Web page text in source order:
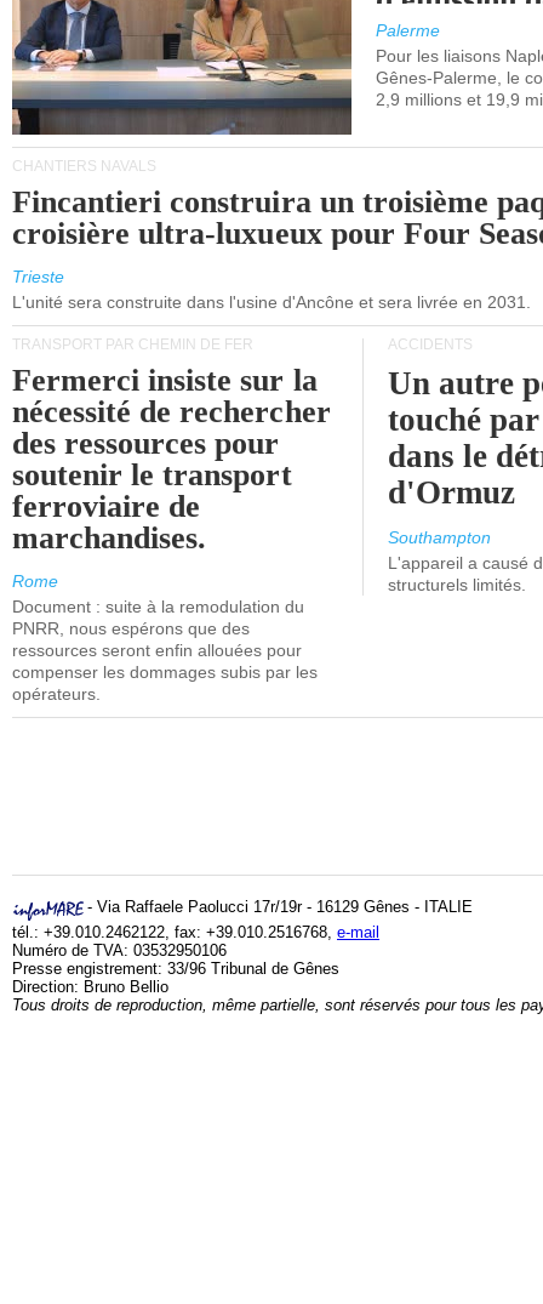
(SEQE-UE)
maritimes
occidentale.
Palerme
Pour les liaisons
Gênes-Palerme, le
2,9 millions et 19,9
CHANTIERS NAVALS
Fincantieri construira un troisième
croisière ultra-luxueux pour Four
Trieste
L'unité sera construite dans l'usine d'Ancône et sera livrée en 2031.
TRANSPORT PAR CHEMIN DE FER
Fermerci insiste sur la
nécessité de rechercher
des ressources pour
soutenir le transport
ferroviaire de
marchandises.
Rome
Document : suite à la remodulation du
PNRR, nous espérons que des
ressources seront enfin allouées pour
compenser les dommages subis par les
opérateurs.
ACCIDENTS
Un autre
touché
dans le
d'Ormuz
Southampton
L'appareil a causé
structurels limités.
- Via Raffaele Paolucci 17r/19r - 16129 Gênes - ITALIE
tél.: +39.010.2462122, fax: +39.010.2516768, e-mail
Numéro de TVA: 03532950106
Presse engistrement: 33/96 Tribunal de Gênes
Direction: Bruno Bellio
Tous droits de reproduction, même partielle, sont réservés pour tous les